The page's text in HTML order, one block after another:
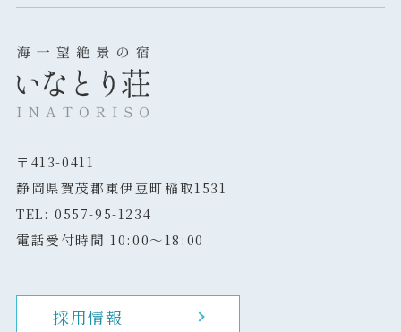
〒413-0411
静岡県賀茂郡東伊豆町稲取1531
TEL: 0557-95-1234
電話受付時間 10:00～18:00
採用情報